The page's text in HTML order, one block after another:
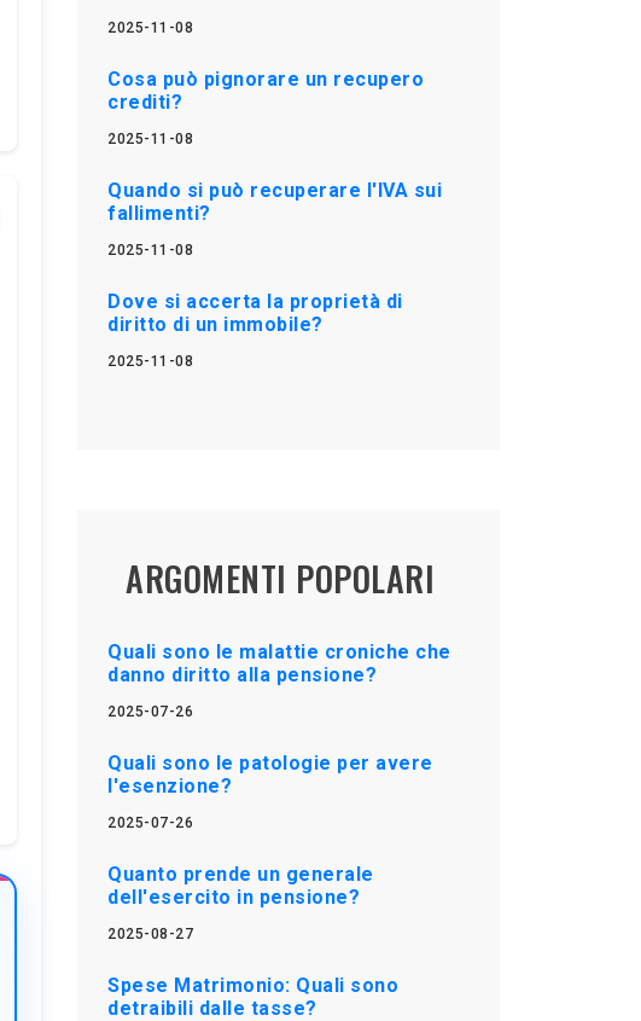
2025-11-08
Cosa può pignorare un recupero
crediti?
2025-11-08
Quando si può recuperare l'IVA sui
fallimenti?
2025-11-08
Dove si accerta la proprietà di
diritto di un immobile?
2025-11-08
ARGOMENTI POPOLARI
Quali sono le malattie croniche che
danno diritto alla pensione?
2025-07-26
Quali sono le patologie per avere
l'esenzione?
2025-07-26
Quanto prende un generale
dell'esercito in pensione?
2025-08-27
Spese Matrimonio: Quali sono
detraibili dalle tasse?